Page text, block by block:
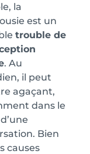
la
est un
trouble de
. Au
il peut
agaçant,
dans le
Bien
causes